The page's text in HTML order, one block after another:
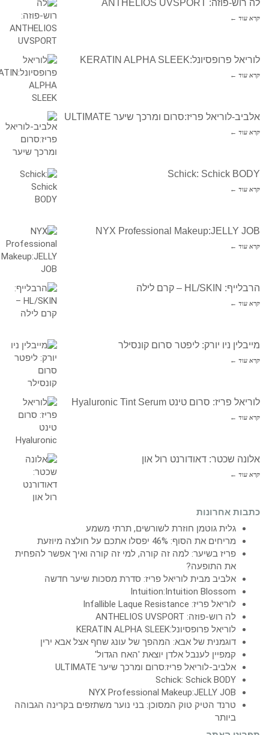
לה רוש-פוזה: ANTHELIOS UVSPORT
קרא עוד ←
לוריאל פרופסיונל:KERATIN ALPHA SLEEK
קרא עוד ←
אלביב-לוריאל פריז:סרום ומרכך שיער ULTIMATE
קרא עוד ←
Schick: Schick BODY
קרא עוד ←
NYX Professional Makeup:JELLY JOB
קרא עוד ←
הרבלייף: HL/SKIN – קרם לילה
קרא עוד ←
מייבלין ניו יורק: ליפטר סרום קונסילר
קרא עוד ←
לוריאל פריז: סרום טינט Hyaluronic Tint Serum
קרא עוד ←
אלונה שכטר: דאודורנט רול און
קרא עוד ←
כתבות אחרונות
גלית גוטמן חוזרת לשורשים, תרתי משמע
מריחים את הסוף: 46% יפסלו אתכם על חולצה מיוזעת
פריז בשיער: למה זה קורה, למי זה קורה ואיך אפשר להפחית
את התופעה?
אלביב מבית לוריאל פריז: סדרת מסכות שיער חדשה
Intuition:Intuition Blossom
לוריאל פריז: Infallible Laque Resistance
לה רוש-פוזה: ANTHELIOS UVSPORT
לוריאל פרופסיונל:KERATIN ALPHA SLEEK
דוגמנית של אבא: המהפך של עונג שחף אצל אבא ירין
קמפיין לענבל אלדן יוצאת 'האח הגדול'
אלביב-לוריאל פריז:סרום ומרכך שיער ULTIMATE
Schick: Schick BODY
NYX Professional Makeup:JELLY JOB
טרנד הטיק טוק המסוכן: בני נוער משתזפים בקרינה הגבוהה
ביותר